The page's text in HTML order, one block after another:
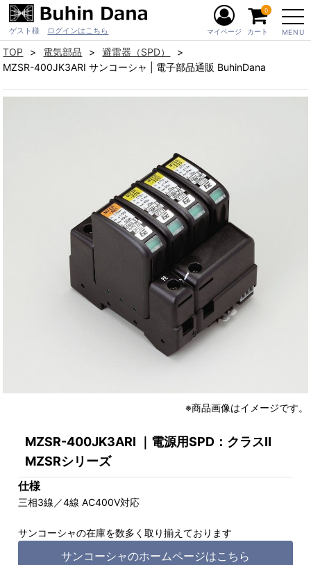
ゲスト様 ログインはこちら MENU
マイページ カート
0
TOP 電気部品
避雷器（SPD）
MZSR-400JK3ARI サンコーシャ | 電子部品通販 BuhinDana
※商品画像はイメージです。
MZSR-400JK3ARI ｜電源用SPD：クラスⅡ
MZSRシリーズ
仕様
三相3線／4線 AC400V対応
サンコーシャの在庫を数多く取り揃えております
サンコーシャのホームページはこちら